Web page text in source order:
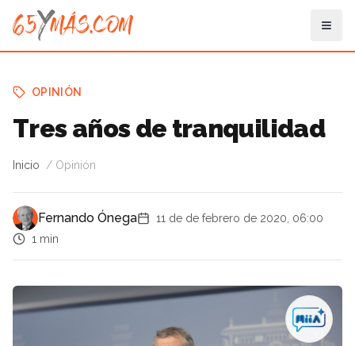
OPINIÓN
Tres años de tranquilidad
Inicio Opinión
Fernando Ónega
11 de de febrero de 2020, 06:00
1 min